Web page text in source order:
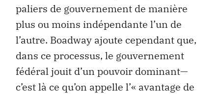
paliers de gouvernement de manière
plus ou moins indépendante l’un de
l’autre. Boadway ajoute cependant que,
dans ce processus, le gouvernement
fédéral jouit d’un pouvoir dominant—
c’est là ce qu’on appelle l’« avantage de